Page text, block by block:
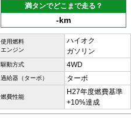
満タンでどこまで走る？
-km
使用燃料
エンジン
ハイオク
ガソリン
駆動方式 4WD
過給器（ターボ） ターボ
燃費性能
H27年度燃費基準
+10%達成